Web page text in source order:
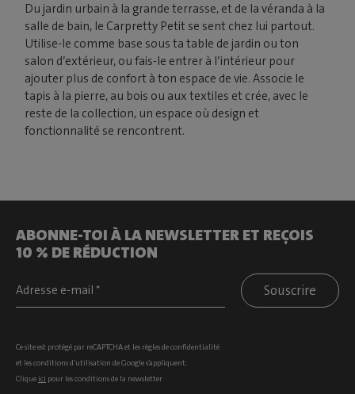
Du jardin urbain à la grande terrasse, et de la véranda à la
salle de bain, le Carpretty Petit se sent chez lui partout.
Utilise-le comme base sous ta table de jardin ou ton
salon d’extérieur, ou fais-le entrer à l’intérieur pour
ajouter plus de confort à ton espace de vie. Associe le
tapis à la pierre, au bois ou aux textiles et crée, avec le
reste de la collection, un espace où design et
fonctionnalité se rencontrent.
ABONNE-TOI À LA NEWSLETTER ET REÇOIS
10 % DE RÉDUCTION
Souscrire
Ce site est protégé par reCAPTCHA et les règles de confidentialité
et lesconditions d’utilisation de Google s’appliquent.
Clique ici pour les conditions de la newsletter